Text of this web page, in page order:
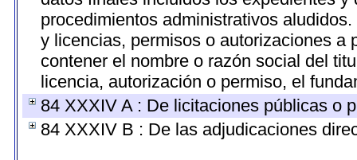
procedimientos administrativos
y licencias, permisos o autorizaciones a
contener el nombre o razón social del
licencia, autorización o permiso, el
84 XXXIV A : De licitaciones públicas o
84 XXXIV B : De las adjudicaciones